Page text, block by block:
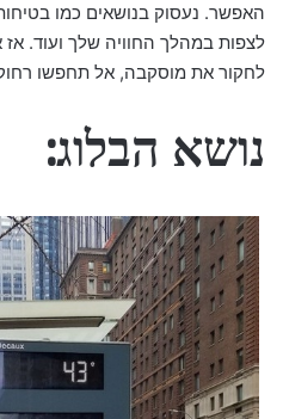
האפשר. נעסוק בנושאים כמו
לצפות במהלך החוויה שלך ועוד.
לחקור את מוסקבה, אל תחפשו
נושא הבלוג: